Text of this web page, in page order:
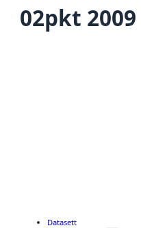
02pkt 2009
Datasett